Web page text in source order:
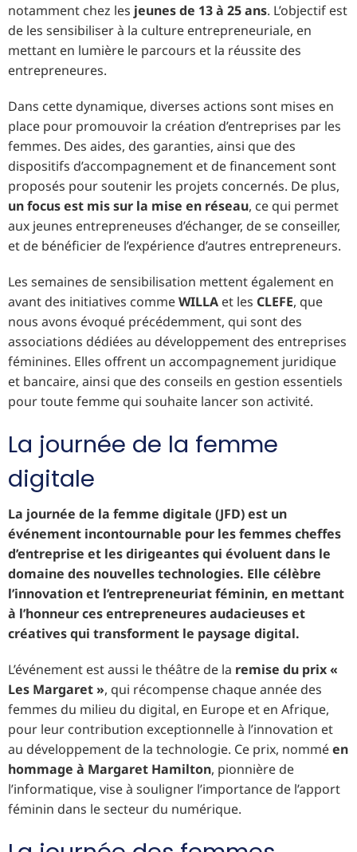
notamment chez les jeunes de 13 à 25 ans. L’objectif est
de les sensibiliser à la culture entrepreneuriale, en
mettant en lumière le parcours et la réussite des
entrepreneures.
Dans cette dynamique, diverses actions sont mises en
place pour promouvoir la création d’entreprises par les
femmes. Des aides, des garanties, ainsi que des
dispositifs d’accompagnement et de financement sont
proposés pour soutenir les projets concernés. De plus,
un focus est mis sur la mise en réseau, ce qui permet
aux jeunes entrepreneuses d’échanger, de se conseiller,
et de bénéficier de l’expérience d’autres entrepreneurs.
Les semaines de sensibilisation mettent également en
avant des initiatives commeWILLA et les CLEFE, que
nous avons évoqué précédemment, qui sont des
associations dédiées au développement des entreprises
féminines. Elles offrent un accompagnement juridique
et bancaire, ainsi que des conseils en gestion essentiels
pour toute femme qui souhaite lancer son activité.
La journée de la femme
digitale
La journée de la femme digitale (JFD) est un
événement incontournable pour les femmes cheffes
d’entreprise et les dirigeantes qui évoluent dans le
domaine des nouvelles technologies. Elle célèbre
l’innovation et l’entrepreneuriat féminin, en mettant
à l’honneur ces entrepreneures audacieuses et
créatives qui transforment le paysage digital.
L’événement est aussi le théâtre de la remise du prix «
Les Margaret », qui récompense chaque année des
femmes du milieu du digital, en Europe et en Afrique,
pour leur contribution exceptionnelle à l’innovation et
au développement de la technologie. Ce prix, nomméen
hommage à Margaret Hamilton, pionnière de
l’informatique, vise à souligner l’importance de l’apport
féminin dans le secteur du numérique.